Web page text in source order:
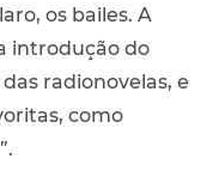
os bailes. A
introdução do
radionovelas, e
como